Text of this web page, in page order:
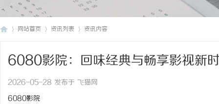
网站首页 资讯列表 资讯内容
6080影院：回味经典与畅享影视新
2026-05-28 发布于 飞猫网
6080影院